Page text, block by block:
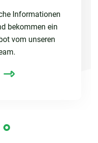
Informationen
bekommen ein
vom unseren